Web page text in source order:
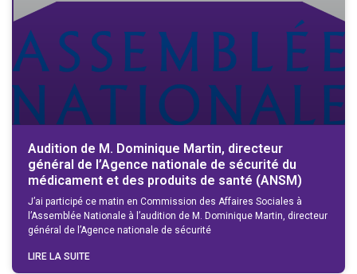
Audition de M. Dominique Martin, directeur
général de l’Agence nationale de sécurité du
médicament et des produits de santé (ANSM)
J’ai participé ce matin en Commission des Affaires Sociales à
l’Assemblée Nationale à l’audition de M. Dominique Martin, directeur
général de l’Agence nationale de sécurité
LIRE LA SUITE